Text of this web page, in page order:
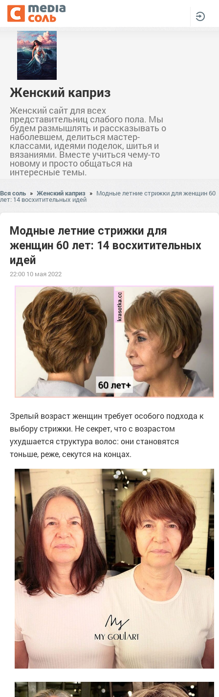
Женский каприз
Женский сайт для всех
представительниц слабого пола. Мы
будем размышлять и рассказывать о
наболевшем, делиться мастер-
классами, идеями поделок, шитья и
вязаниями. Вместе учиться чему-то
новому и просто общаться на
интересные темы.
Вся соль » Женский каприз » Модные летние стрижки для женщин 60
лет: 14 восхитительных идей
Модные летние стрижки для
женщин 60 лет: 14 восхитительных
идей
22:00 10 мая 2022
Зрелый возраст женщин требует особого подхода к
выбору стрижки. Не секрет, что с возрастом
ухудшается структура волос: они становятся
тоньше, реже, секутся на концах.